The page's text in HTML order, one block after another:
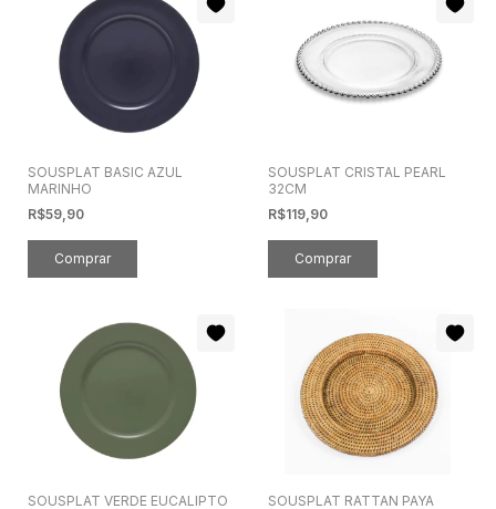
SOUSPLAT BASIC AZUL
MARINHO
R$59,90
SOUSPLAT CRISTAL PEARL
32CM
R$119,90
SOUSPLAT VERDE EUCALIPTO
SOUSPLAT RATTAN PAYA